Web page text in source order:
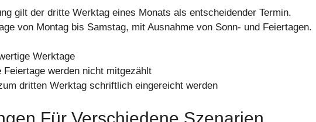
gilt der dritte Werktag eines Monats als entscheidender Termin.
von Montag bis Samstag, mit Ausnahme von Sonn- und Feiertagen.
Werktage
Feiertage werden nicht mitgezählt
dritten Werktag schriftlich eingereicht werden
Für Verschiedene Szenarien